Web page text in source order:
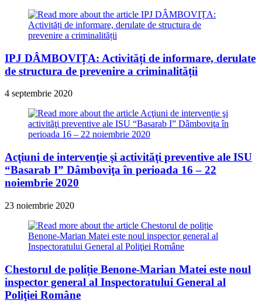
IPJ DÂMBOVIȚA: Activități de informare, derulate
de structura de prevenire a criminalității
4 septembrie 2020
Acţiuni de intervenţie şi activităţi preventive ale ISU
“Basarab I” Dâmboviţa în perioada 16 – 22
noiembrie 2020
23 noiembrie 2020
Chestorul de poliție Benone-Marian Matei este noul
inspector general al Inspectoratului General al
Poliţiei Române